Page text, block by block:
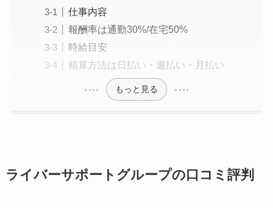
仕事内容
報酬率は通勤30%/在宅50%
時給目安
精算方法は日払い・週払い・月払い
もっと見る
ライバーサポートグループの口コミ評判